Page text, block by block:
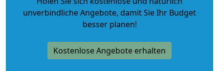
unverbindliche Angebote, damit Sie Ihr Budget
besser planen!
Kostenlose Angebote erhalten